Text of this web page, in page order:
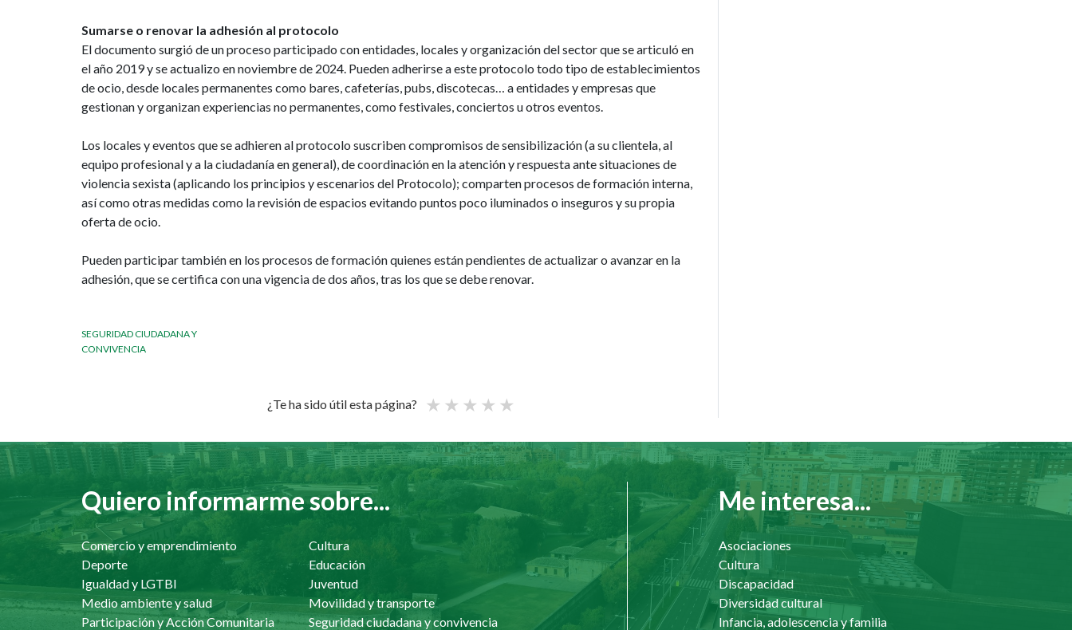
Sumarse o renovar la adhesión al protocolo
El documento surgió de un proceso participado con entidades, locales y organización del sector que se articuló en
el año 2019 y se actualizo en noviembre de 2024. Pueden adherirse a este protocolo todo tipo de establecimientos
de ocio, desde locales permanentes como bares, cafeterías, pubs, discotecas… a entidades y empresas que
gestionan y organizan experiencias no permanentes, como festivales, conciertos u otros eventos.
Los locales y eventos que se adhieren al protocolo suscriben compromisos de sensibilización (a su clientela, al
equipo profesional y a la ciudadanía en general), de coordinación en la atención y respuesta ante situaciones de
violencia sexista (aplicando los principios y escenarios del Protocolo); comparten procesos de formación interna,
así como otras medidas como la revisión de espacios evitando puntos poco iluminados o inseguros y su propia
oferta de ocio.
Pueden participar también en los procesos de formación quienes están pendientes de actualizar o avanzar en la
adhesión, que se certifica con una vigencia de dos años, tras los que se debe renovar.
SEGURIDAD CIUDADANA Y
CONVIVENCIA
¿Te ha sido útil esta página?
Quiero informarme sobre...
Comercio y emprendimiento
Cultura
Deporte
Educación
Igualdad y LGTBI
Juventud
Medio ambiente y salud
Movilidad y transporte
Participación y Acción Comunitaria
Seguridad ciudadana y convivencia
Me interesa...
Asociaciones
Cultura
Discapacidad
Diversidad cultural
Infancia, adolescencia y familia